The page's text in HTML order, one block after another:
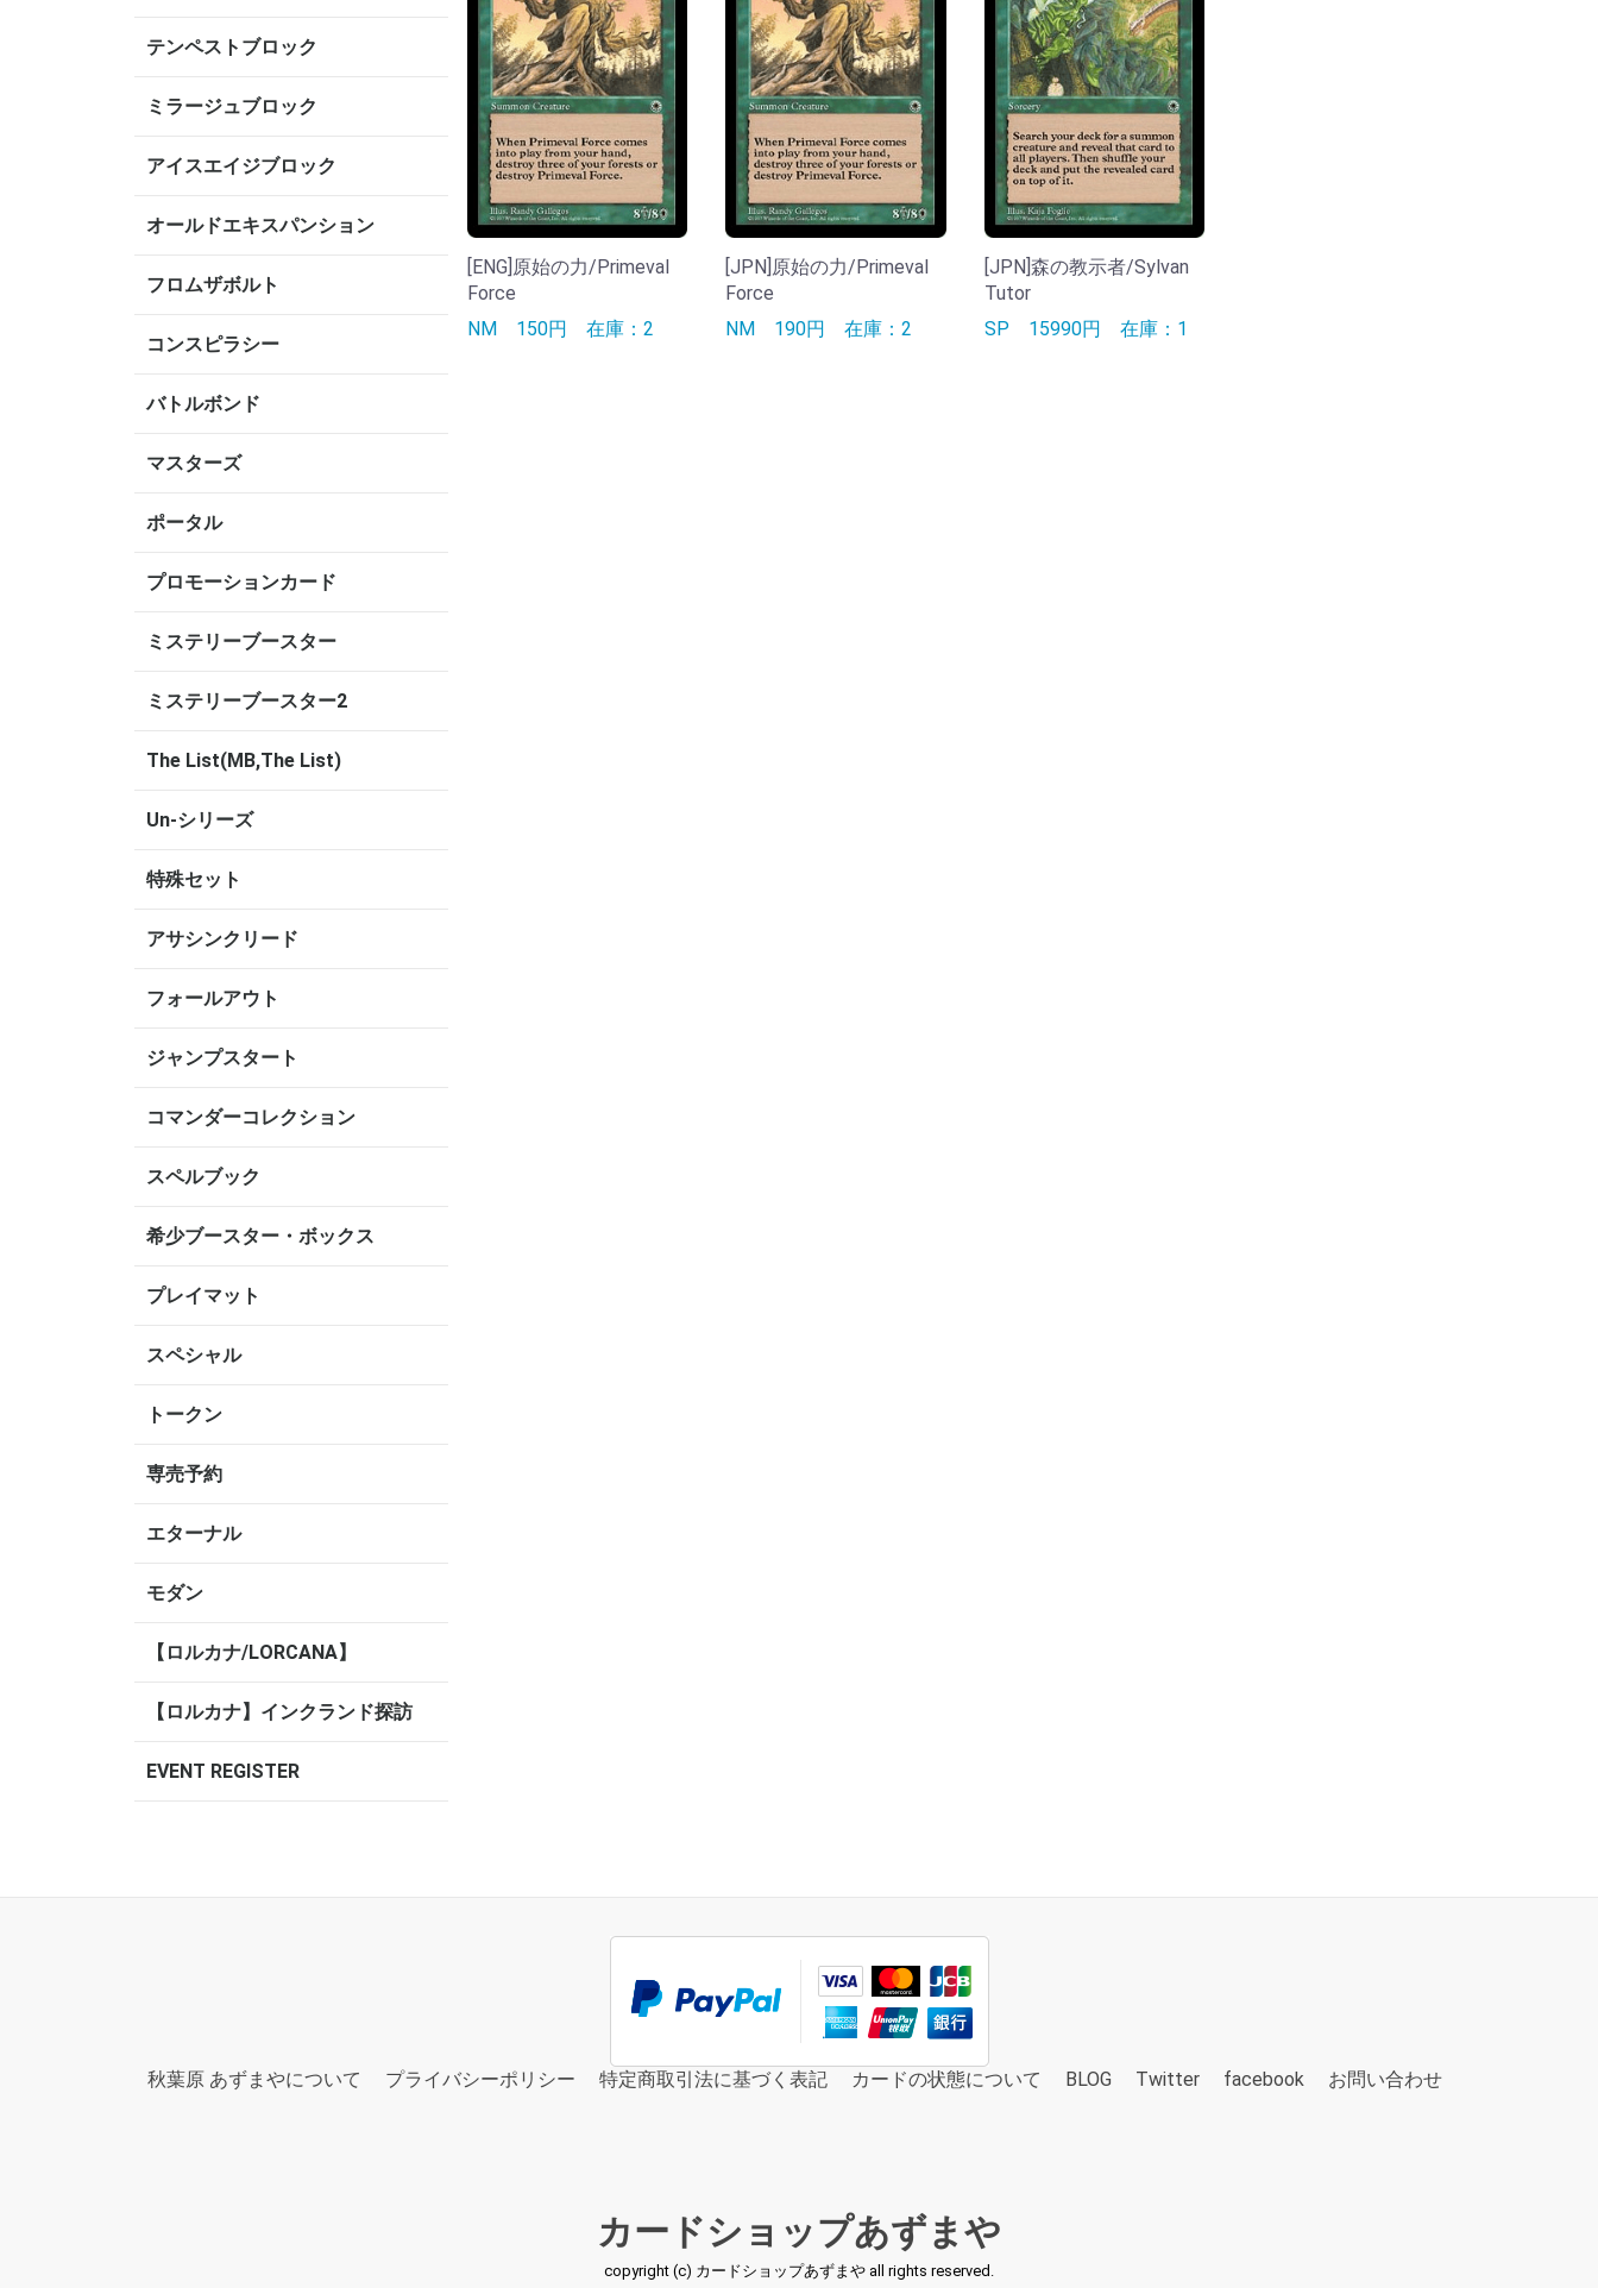
テンペストブロック
ミラージュブロック
アイスエイジブロック
オールドエキスパンション
フロムザボルト
コンスピラシー
バトルボンド
マスターズ
ポータル
プロモーションカード
ミステリーブースター
ミステリーブースター2
The List(MB,The List)
Un-シリーズ
特殊セット
アサシンクリード
フォールアウト
ジャンプスタート
コマンダーコレクション
スペルブック
希少ブースター・ボックス
プレイマット
スペシャル
トークン
専売予約
エターナル
モダン
【ロルカナ/LORCANA】
【ロルカナ】インクランド探訪
EVENT REGISTER
[ENG]原始の力/Primeval
Force
NM 150円 在庫：2
[JPN]原始の力/Primeval
Force
NM 190円在庫：2
[JPN]森の教示者/Sylvan
Tutor
SP 15990円 在庫：1
秋葉原 あずまやについて プライバシーポリシー 特定商取引法に基づく表記 カードの状態について BLOG Twitter facebook お問い合わせ
カードショップあずまや
copyright (c) カードショップあずまや all rights reserved.